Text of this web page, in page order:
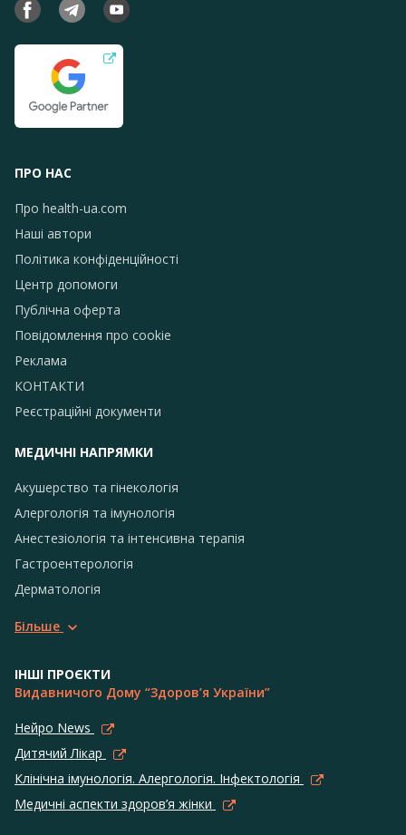
ПРО НАС
Про health-ua.com
Наші автори
Політика конфіденційності
Центр допомоги
Публічна оферта
Повідомлення про сookie
Реклама
КОНТАКТИ
Реєстраційні документи
МЕДИЧНІ НАПРЯМКИ
Акушерство та гінекологія
Алергологія та імунологія
Анестезіологія та інтенсивна терапія
Гастроентерологія
Дерматологія
Більше
ІНШІ ПРОЄКТИ
Видавничого Дому “Здоров’я України”
Нейро News
Дитячий Лікар
Клінічна імунологія. Алергологія. Інфектологія
Медичні аспекти здоров’я жінки